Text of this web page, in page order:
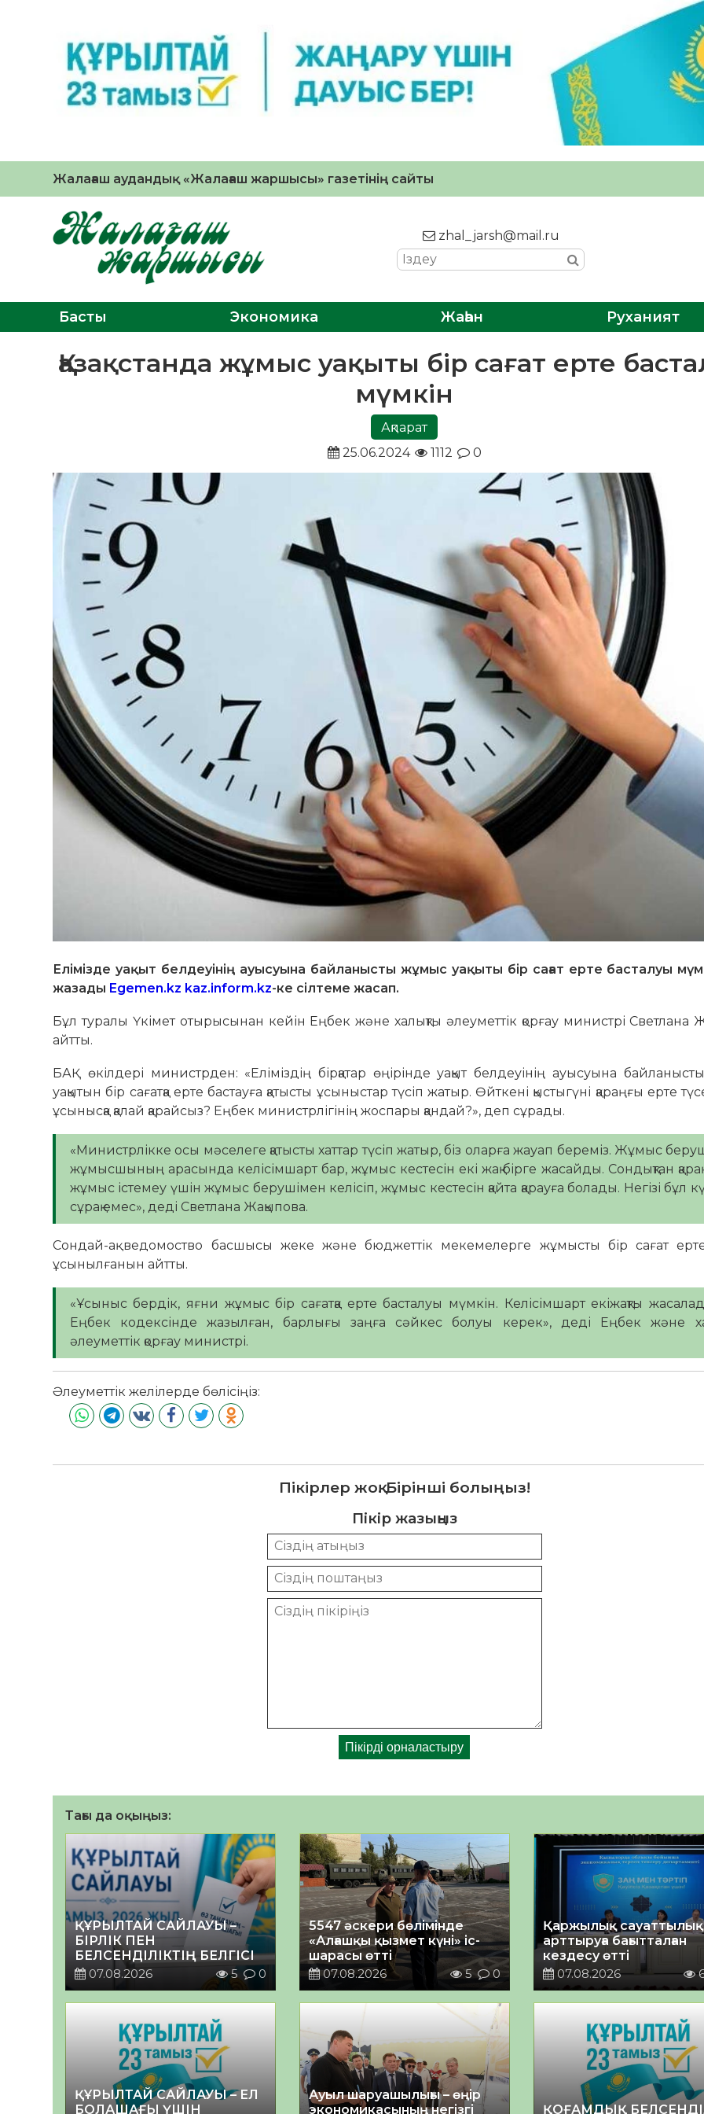
Жалағаш аудандық «Жалағаш жаршысы» газетінің сайты
zhal_jarsh@mail.ru
Басты Экономика Жаһан Руханият
Қазақстанда жұмыс уақыты бір сағат ерте
мүмкін
Ақпарат
25.06.2024
1112 0
Елімізде уақыт белдеуінің ауысуына байланысты жұмыс уақыты бір сағат ерте басталуы
жазады Egemen.kz kaz.inform.kz-ке сілтеме жасап.
Бұл туралы Үкімет отырысынан кейін Еңбек және халықты әлеуметтік қорғау министрі Светлана
айтты.
БАҚ өкілдері министрден: «Еліміздің бірқатар өңірінде уақыт белдеуінің ауысуына
уақытын бір сағатқа ерте бастауға қатысты ұсыныстар түсіп жатыр. Өйткені қыстыгүні қараңғы ерте
ұсынысқа қалай қарайсыз? Еңбек министрлігінің жоспары қандай?», деп сұрады.
«Министрлікке осы мәселеге қатысты хаттар түсіп жатыр, біз оларға жауап береміз. Жұмыс
жұмысшының арасында келісімшарт бар, жұмыс кестесін екі жақ бірге жасайды. Сондықтан
жұмыс істемеу үшін жұмыс берушімен келісіп, жұмыс кестесін қайта қарауға болады. Негізі бұл
сұрақ емес», деді Светлана Жақыпова.
Сондай-ақ ведомоство басшысы жеке және бюджеттік мекемелерге жұмысты бір сағат
ұсынылғанын айтты.
«Ұсыныс бердік, яғни жұмыс бір сағатқа ерте басталуы мүмкін. Келісімшарт екіжақты
Еңбек кодексінде жазылған, барлығы заңға сәйкес болуы керек», деді Еңбек және
әлеуметтік қорғау министрі.
Әлеуметтік желілерде бөлісіңіз:
Пікірлер жоқ. Бірінші болыңыз!
Пікір жазыңыз
Тағы да оқыңыз:
ҚҰРЫЛТАЙ САЙЛАУЫ –
БІРЛІК ПЕН
БЕЛСЕНДІЛІКТІҢ БЕЛГІСІ
07.08.2026
5 0
5547 әскери бөлімінде
«Алғашқы қызмет күні» іс-
шарасы өтті
07.08.2026
5 0
Қаржылық
арттыруға бағытталған
кездесу өтті
07.08.2026
ҚҰРЫЛТАЙ САЙЛАУЫ – ЕЛ
БОЛАШАҒЫ ҮШІН
Ауыл шаруашылығы – өңір
экономикасының негізгі
ҚОҒАМДЫҚ